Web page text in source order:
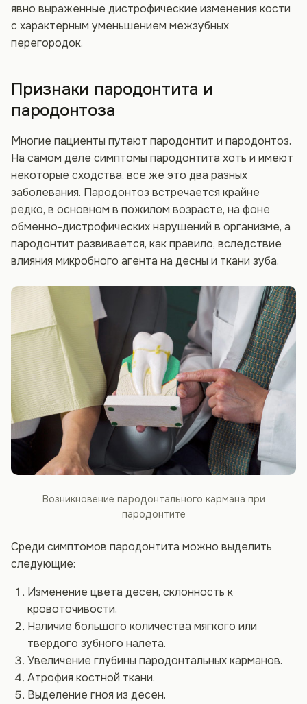
явно выраженные дистрофические изменения кости
с характерным уменьшением межзубных
перегородок.
Признаки пародонтита и
пародонтоза
Многие пациенты путают пародонтит и пародонтоз.
На самом деле симптомы пародонтита хоть и имеют
некоторые сходства, все же это два разных
заболевания. Пародонтоз встречается крайне
редко, в основном в пожилом возрасте, на фоне
обменно-дистрофических нарушений в организме, а
пародонтит развивается, как правило, вследствие
влияния микробного агента на десны и ткани зуба.
Возникновение пародонтального кармана при
пародонтите
Среди симптомов пародонтита можно выделить
следующие:
Изменение цвета десен, склонность к
кровоточивости.
Наличие большого количества мягкого или
твердого зубного налета.
Увеличение глубины пародонтальных карманов.
Атрофия костной ткани.
Выделение гноя из десен.